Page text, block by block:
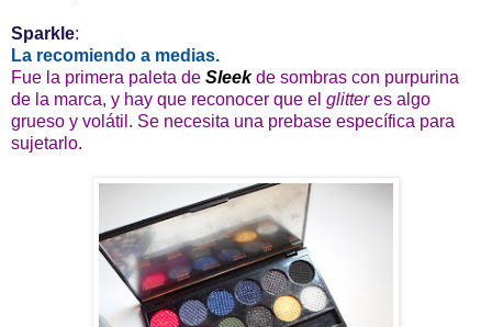
Sparkle:
La recomiendo a medias.
Fue la primera paleta de Sleekde sombras con purpurina
de la marca, y hay que reconocer que el glitteres algo
grueso y volátil. Se necesita una prebase específica para
sujetarlo.